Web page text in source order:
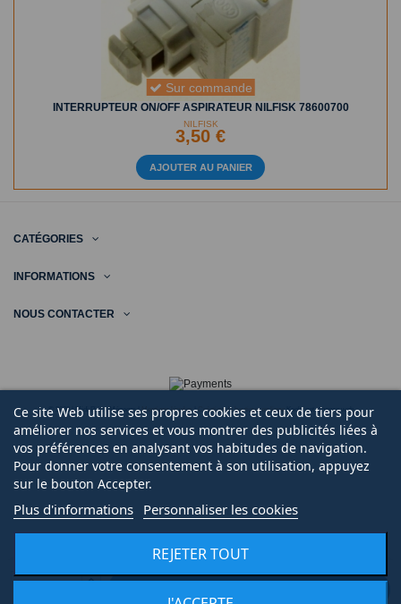
Sur commande
INTERRUPTEUR ON/OFF ASPIRATEUR NILFISK 78600700
NILFISK
3,50 €
AJOUTER AU PANIER
CATÉGORIES
INFORMATIONS
NOUS CONTACTER
Ce site Web utilise ses propres cookies et ceux de tiers pour
améliorer nos services et vous montrer des publicités liées à
vos préférences en analysant vos habitudes de navigation.
Pour donner votre consentement à son utilisation, appuyez
sur le bouton Accepter.
Plus d'informations Personnaliser les cookies
REJETER TOUT
© 2020 | Midi Pièce Ménager |Mentions légales|Création de boutique en ligneKeole.net, agence web